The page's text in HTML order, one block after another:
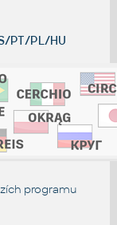
PT/PL/HU
programu